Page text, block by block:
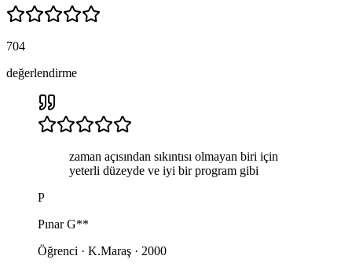
704
değerlendirme
zaman açısından sıkıntısı olmayan biri için
yeterli düzeyde ve iyi bir program gibi
P
Pınar G**
Öğrenci · K.Maraş · 2000